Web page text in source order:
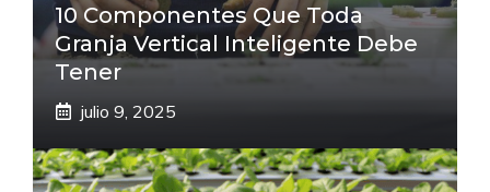
10 Componentes Que Toda
Granja Vertical Inteligente Debe
Tener
julio 9, 2025